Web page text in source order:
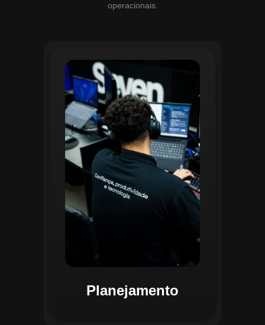
operacionais.
Planejamento
O planejamento dentro do CGI é
realizado por uma equipe
especializada que utiliza
ferramentas avançadas para
estruturar ordens de serviço, fluxos
de trabalho e parametrizações
operacionais. Essa etapa envolve a
análise detalhada de criticidade por
atividade, permitindo alocar
recursos de forma eficiente e
garantir que todas as ações estejam
alinhadas aos objetivos
estratégicos.